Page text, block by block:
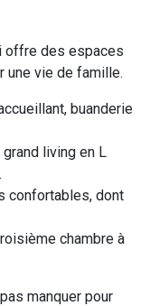
offre des espaces
une vie de famille.
buanderie
living en L
confortables, dont
chambre à
manquer pour